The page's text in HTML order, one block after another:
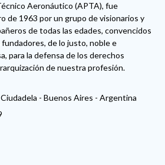
Aeronáutico (APTA), fue
de 1963 por un grupo de visionarios y
de todas las edades, convencidos
de lo justo, noble e
para la defensa de los derechos
de nuestra profesión.
- Buenos Aires - Argentina